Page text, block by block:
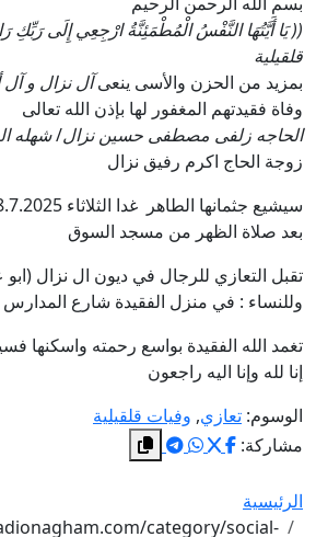
(( يَا أَيَّتُهَا النَّفْسُ الْمُطْمَئِنَّةُ ارْجِعِي إِلَى
قلقيلية
بمزيد من الحزن والأسى ينعىآل نزال و
وفاة فقيدتهم المغفور لها بإذن الله تعالى
الحاجه زلفى مصطفى حسين نزال/شهله
زوجة الحاج اكرم رفيق نزال
سيشيع جثمانها الطاهر غدا الثلاثاء 8.7.2025
بعد صلاة الظهر من مسجد السوق
تقبل التعازي للرجال في ديون ال نزال
وللنساء : في منزل الفقيدة شارع المدارس لمدة
تغمد الله الفقيدة بواسع رحمته واسكنها
إنا لله وإنا اليه راجعون
الوسوم: تعازي, وفيات قلقيلية
مشاركة:
الرئيسية
category/social-